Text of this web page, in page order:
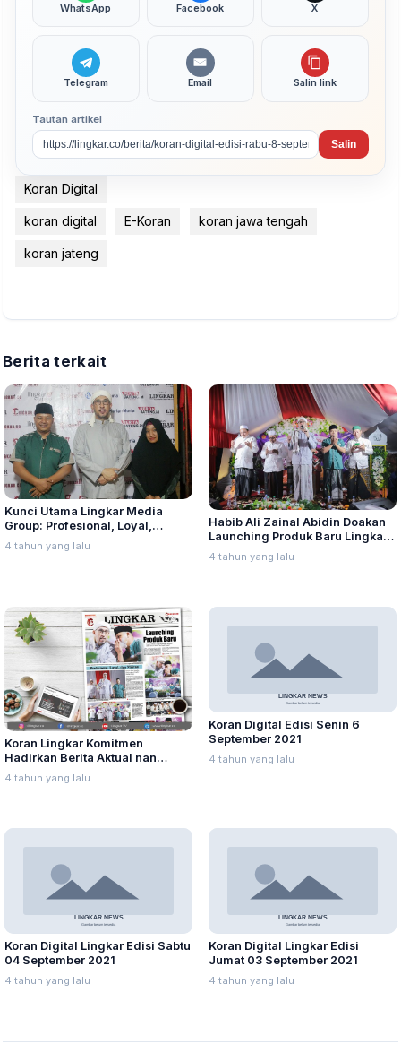
WhatsApp Facebook X
Telegram Email Salin link
Tautan artikel
Salin
Koran Digital
koran digital E-Koran koran jawa tengah
koran jateng
Berita terkait
Kunci Utama Lingkar Media
Group: Profesional, Loyal,
Militan
4 tahun yang lalu
Habib Ali Zainal Abidin Doakan
Launching Produk Baru Lingkar
Media Group
4 tahun yang lalu
Koran Lingkar Komitmen
Hadirkan Berita Aktual nan
Faktual
4 tahun yang lalu
Koran Digital Edisi Senin 6
September 2021
4 tahun yang lalu
Koran Digital Lingkar Edisi Sabtu
04 September 2021
4 tahun yang lalu
Koran Digital Lingkar Edisi
Jumat 03 September 2021
4 tahun yang lalu